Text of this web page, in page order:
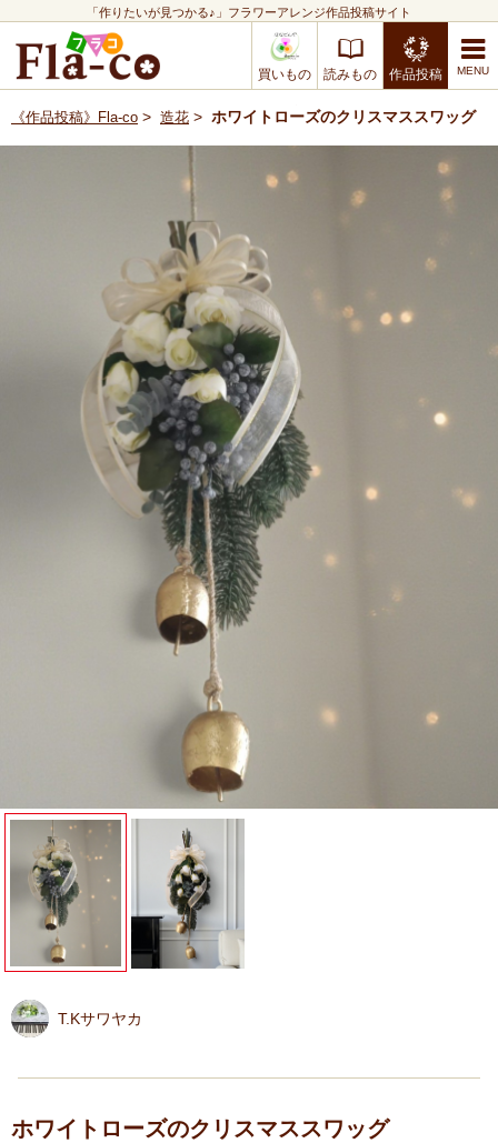
「作りたいが見つかる♪」フラワーアレンジ作品投稿サイト
買いもの 読みもの 作品投稿
《作品投稿》Fla-co > 造花 > ホワイトローズのクリスマススワッグ
T.Kサワヤカ
ホワイトローズのクリスマススワッグ